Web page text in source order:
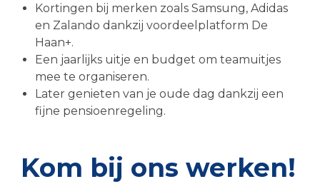
Kortingen bij merken zoals Samsung, Adidas
en Zalando dankzij voordeelplatform De
Haan+.
Een jaarlijks uitje en budget om teamuitjes
mee te organiseren.
Later genieten van je oude dag dankzij een
fijne pensioenregeling.
Kom bij ons werken!